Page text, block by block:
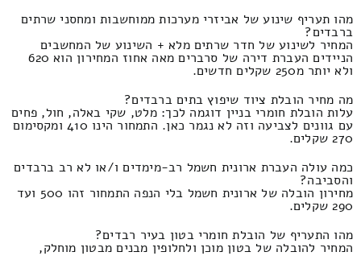
מהו תעריף שינוע של אביזרי מערכות ממוחשבות ומחסני שרתים
ברבדים?
המחיר לשינוע של חדר שרתים מלא + השינוע של המחשבים
הניידים העברת דירה של סרברים מאה אחוז המחירון הוא 620
ולא יותר מ250 שקלים חדשים.
מה מחיר הובלת ציוד שיפוץ בתים ברבדים?
עלות הובלת חומרי בניין דוגמה לכך: מלט, שקי באלה, חול, פחים
עם גוונים לצביעה וזה לא נגמר כאן. התמחור הינו 410 ומקסימום
270 שקלים.
כמה עולה העברת ארונית חשמל רב-מימדים ו/או לא רב ברבדים
והסביבה?
מחירון הובלה של ארונית חשמל בלי הנפה התמחור זהו 500 ועד
290 שקלים.
מהו התעריף של הובלת חומרי בטון בעיר רבדים?
המחיר להובלה של בטון מוכן ולחלופין מבנים מבטון מוחלק,